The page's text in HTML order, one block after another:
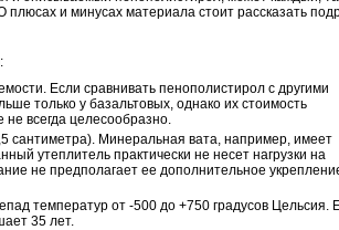
плюсах и минусах материала стоит рассказать
Если сравнивать пенополистирол с другими
только у базальтовых, однако их стоимость
всегда целесообразно.
сантиметра). Минеральная вата, например, имеет
утеплитель практически не несет нагрузки на
не предполагает ее дополнительное
температур от -500 до +750 градусов Цельсия.
35 лет.